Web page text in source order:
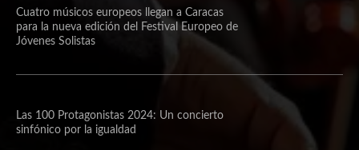
Cuatro músicos europeos llegan a Caracas
para la nueva edición del Festival Europeo de
Jóvenes Solistas
Las 100 Protagonistas 2024: Un concierto
sinfónico por la igualdad